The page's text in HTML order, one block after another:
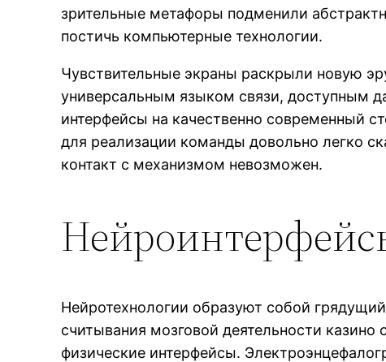
зрительные метафоры подменили
постичь компьютерные технологии.
Чувствительные экраны раскрыли новую
универсальным языком связи, доступным
интерфейсы на качественно современный
для реализации команды довольно легко
контакт с механизмом невозможен.
Нейротехнологии образуют собой
считывания мозговой деятельности
физические интерфейсы.